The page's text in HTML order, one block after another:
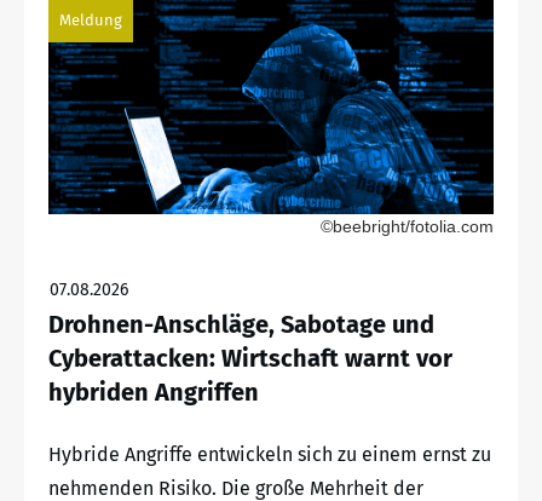
Meldung
©beebright/fotolia.com
07.08.2026
Drohnen-Anschläge, Sabotage und
Cyberattacken: Wirtschaft warnt vor
hybriden Angriffen
Hybride Angriffe entwickeln sich zu einem ernst zu
nehmenden Risiko. Die große Mehrheit der